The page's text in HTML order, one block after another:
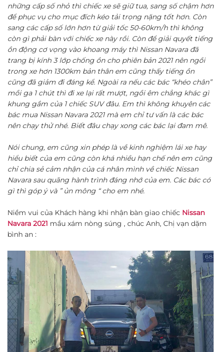
những cấp số nhỏ thì chiếc xe sẽ giữ tua, sang số chậm hơn
để phục vụ cho mục đích kéo tải trọng nặng tốt hơn. Còn
sang các cấp số lớn hơn từ giải tốc 50-60km/h thì không
còn gì phải bàn với chiếc xe này rồi. Còn để giải quyết tiếng
ồn động cơ vọng vào khoang máy thì Nissan Navara đã
trang bị kính 3 lớp chống ồn cho phiên bản 2021 nên ngồi
trong xe hơn 1300km bản thân em cũng thấy tiếng ồn
cũng đã giảm đi đáng kể. Ngoài ra nếu các bác “khéo chân”
mồi ga 1 chút thì đi xe lại rất mượt, ngồi êm chẳng khác gì
khung gầm của 1 chiếc SUV đâu. Em thì không khuyên các
bác mua Nissan Navara 2021 mà em chỉ tư vấn là các bác
nên chạy thử nhé. Biết đâu chạy xong các bác lại đam mê.
Nói chung, em cũng xin phép là về kinh nghiệm lái xe hay
hiểu biết của em cũng còn khá nhiều hạn chế nên em cũng
chỉ chia sẻ cảm nhận của cá nhân mình về chiếc Nissan
Navara sau quãng hành trình đáng nhớ của em. Các bác có
gì thì góp ý và ” ủn mông “ cho em nhé.
Niềm vui của Khách hàng khi nhận bàn giao chiếc Nissan
Navara 2021 mầu xám nòng súng , chúc Anh, Chị vạn dặm
bình an :